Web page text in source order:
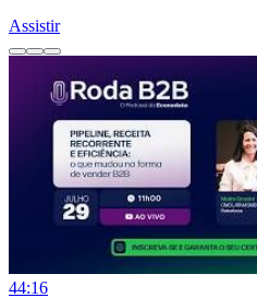
Assistir
44:16